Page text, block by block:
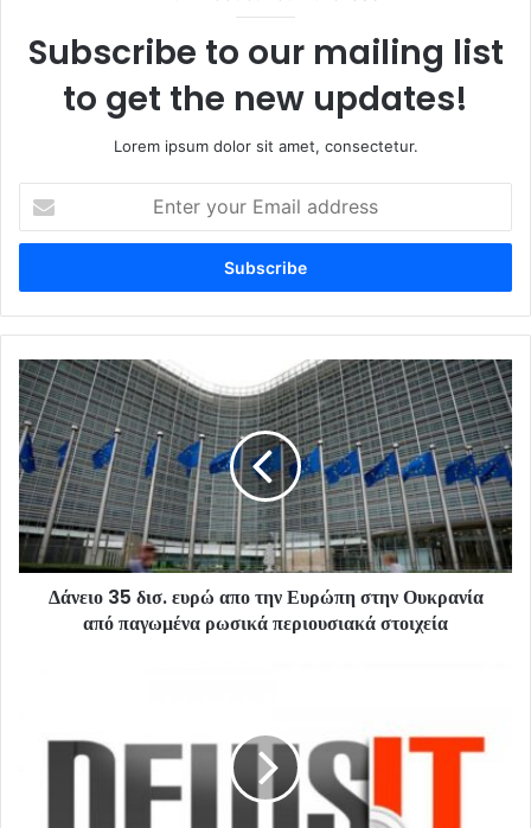
Subscribe to our mailing list
to get the new updates!
Lorem ipsum dolor sit amet, consectetur.
your
Email
Δάνειο 35 δισ. ευρώ απο την Ευρώπη στην Ουκρανία
από παγωμένα ρωσικά περιουσιακά στοιχεία